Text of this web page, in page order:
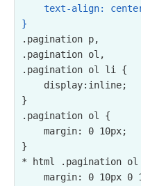
}
.pagination p,
.pagination ol,
.pagination ol li {
}
.pagination ol {
}
* html .pagination